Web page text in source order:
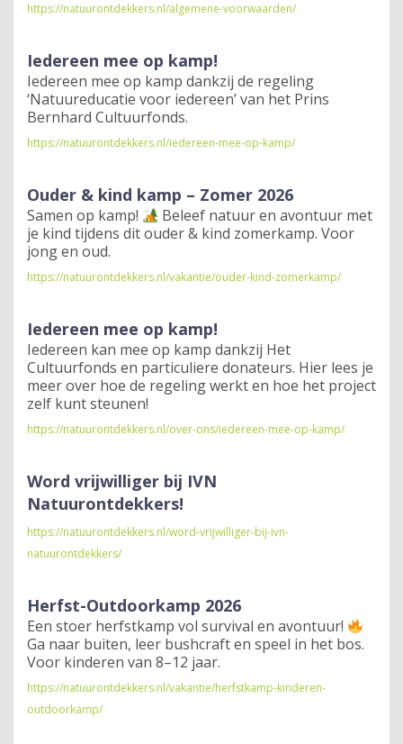
https://natuurontdekkers.nl/algemene-voorwaarden/
Iedereen mee op kamp!
Iedereen mee op kamp dankzij de regeling
‘Natuureducatie voor iedereen’ van het Prins
Bernhard Cultuurfonds.
https://natuurontdekkers.nl/iedereen-mee-op-kamp/
Ouder & kind kamp – Zomer 2026
Samen op kamp!
Beleef natuur en avontuur met
je kind tijdens dit ouder & kind zomerkamp. Voor
jong en oud.
https://natuurontdekkers.nl/vakantie/ouder-kind-zomerkamp/
Iedereen mee op kamp!
Iedereen kan mee op kamp dankzij Het
Cultuurfonds en particuliere donateurs. Hier lees je
meer over hoe de regeling werkt en hoe het project
zelf kunt steunen!
https://natuurontdekkers.nl/over-ons/iedereen-mee-op-kamp/
Word vrijwilliger bij IVN
Natuurontdekkers!
https://natuurontdekkers.nl/word-vrijwilliger-bij-ivn-
natuurontdekkers/
Herfst-Outdoorkamp 2026
Een stoer herfstkamp vol survival en avontuur!
Ga naar buiten, leer bushcraft en speel in het bos.
Voor kinderen van 8–12 jaar.
https://natuurontdekkers.nl/vakantie/herfstkamp-kinderen-
outdoorkamp/